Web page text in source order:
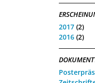
2017 (2)
2016 (2)